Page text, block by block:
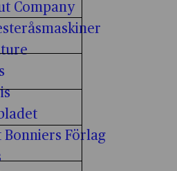
Company
Bonniers Förlag
cookies
cookies
Funktionella cookies
för statistik
för personlig anpassning
för annonsmätning
Cookies för